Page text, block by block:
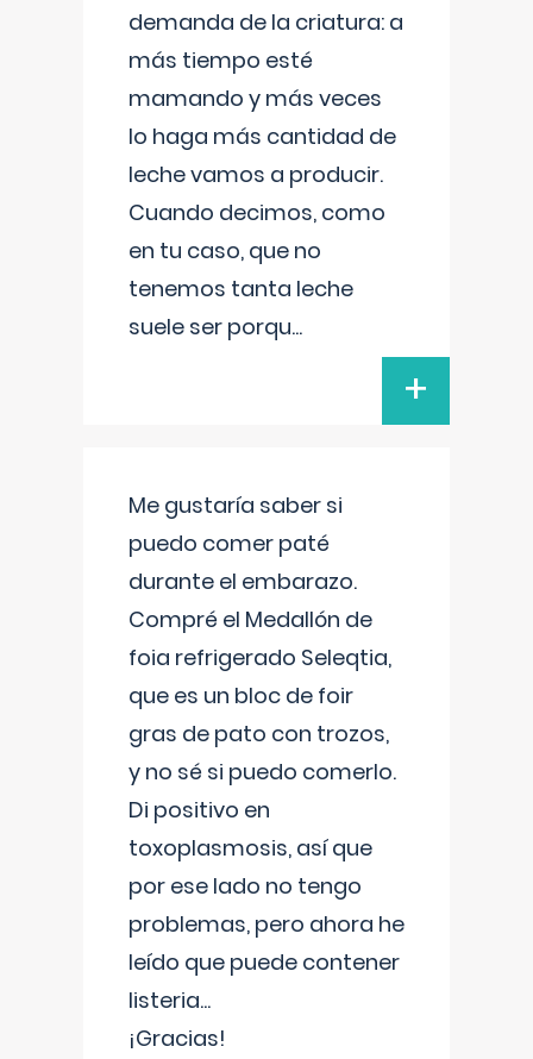
demanda de la criatura: a
más tiempo esté
mamando y más veces
lo haga más cantidad de
leche vamos a producir.
Cuando decimos, como
en tu caso, que no
tenemos tanta leche
suele ser porqu...
+
Me gustaría saber si
puedo comer paté
durante el embarazo.
Compré el Medallón de
foia refrigerado Seleqtia,
que es un bloc de foir
gras de pato con trozos,
y no sé si puedo comerlo.
Di positivo en
toxoplasmosis, así que
por ese lado no tengo
problemas, pero ahora he
leído que puede contener
listeria...
¡Gracias!